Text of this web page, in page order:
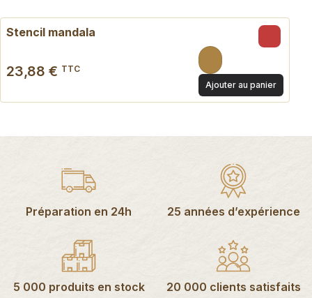
Stencil mandala
23,88 € TTC
Ajouter au panier
Préparation en 24h 25 années d’expérience
5 000 produits en stock 20 000 clients satisfaits